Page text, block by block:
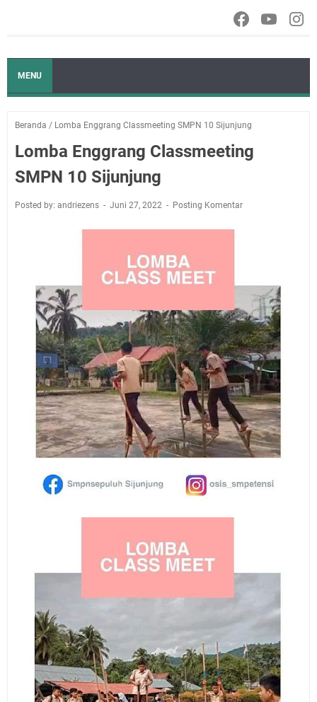
MENU
Beranda / Lomba Enggrang Classmeeting SMPN 10 Sijunjung
Lomba Enggrang Classmeeting
SMPN 10 Sijunjung
Posted by: andriezens Juni 27, 2022 Posting Komentar